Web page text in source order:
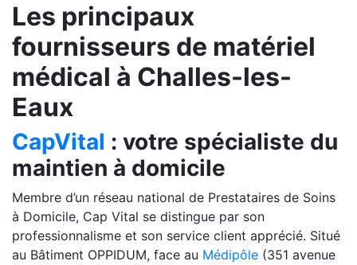
Les principaux
fournisseurs de matériel
médical à Challes-les-
Eaux
CapVital : votre spécialiste du
maintien à domicile
Membre d’un réseau national de Prestataires de Soins
à Domicile, Cap Vital se distingue par son
professionnalisme et son service client apprécié. Situé
au Bâtiment OPPIDUM, face au Médipôle (351 avenue